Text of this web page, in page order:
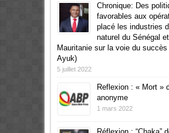
Chronique: Des
favorables aux
placé les industries
naturel du Sénégal
Mauritanie sur la voie du succès
Ayuk)
5 juillet 2022
Reflexion : « Mort »
anonyme
1 mars 2022